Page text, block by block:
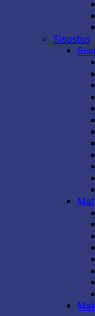
Sisustus